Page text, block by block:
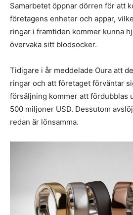
Samarbetet öppnar dörren för att
företagens enheter och appar,
ringar i framtiden kommer kunna
övervaka sitt blodsocker.
Tidigare i år meddelade Oura att
ringar och att företaget förväntar
försäljning kommer att fördubblas
500 miljoner USD. Dessutom
redan är lönsamma.